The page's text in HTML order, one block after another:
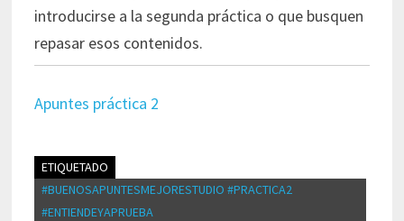
introducirse a la segunda práctica o que busquen
repasar esos contenidos.
Apuntes práctica 2
ETIQUETADO
#BUENOSAPUNTESMEJORESTUDIO #PRACTICA2
#ENTIENDEYAPRUEBA